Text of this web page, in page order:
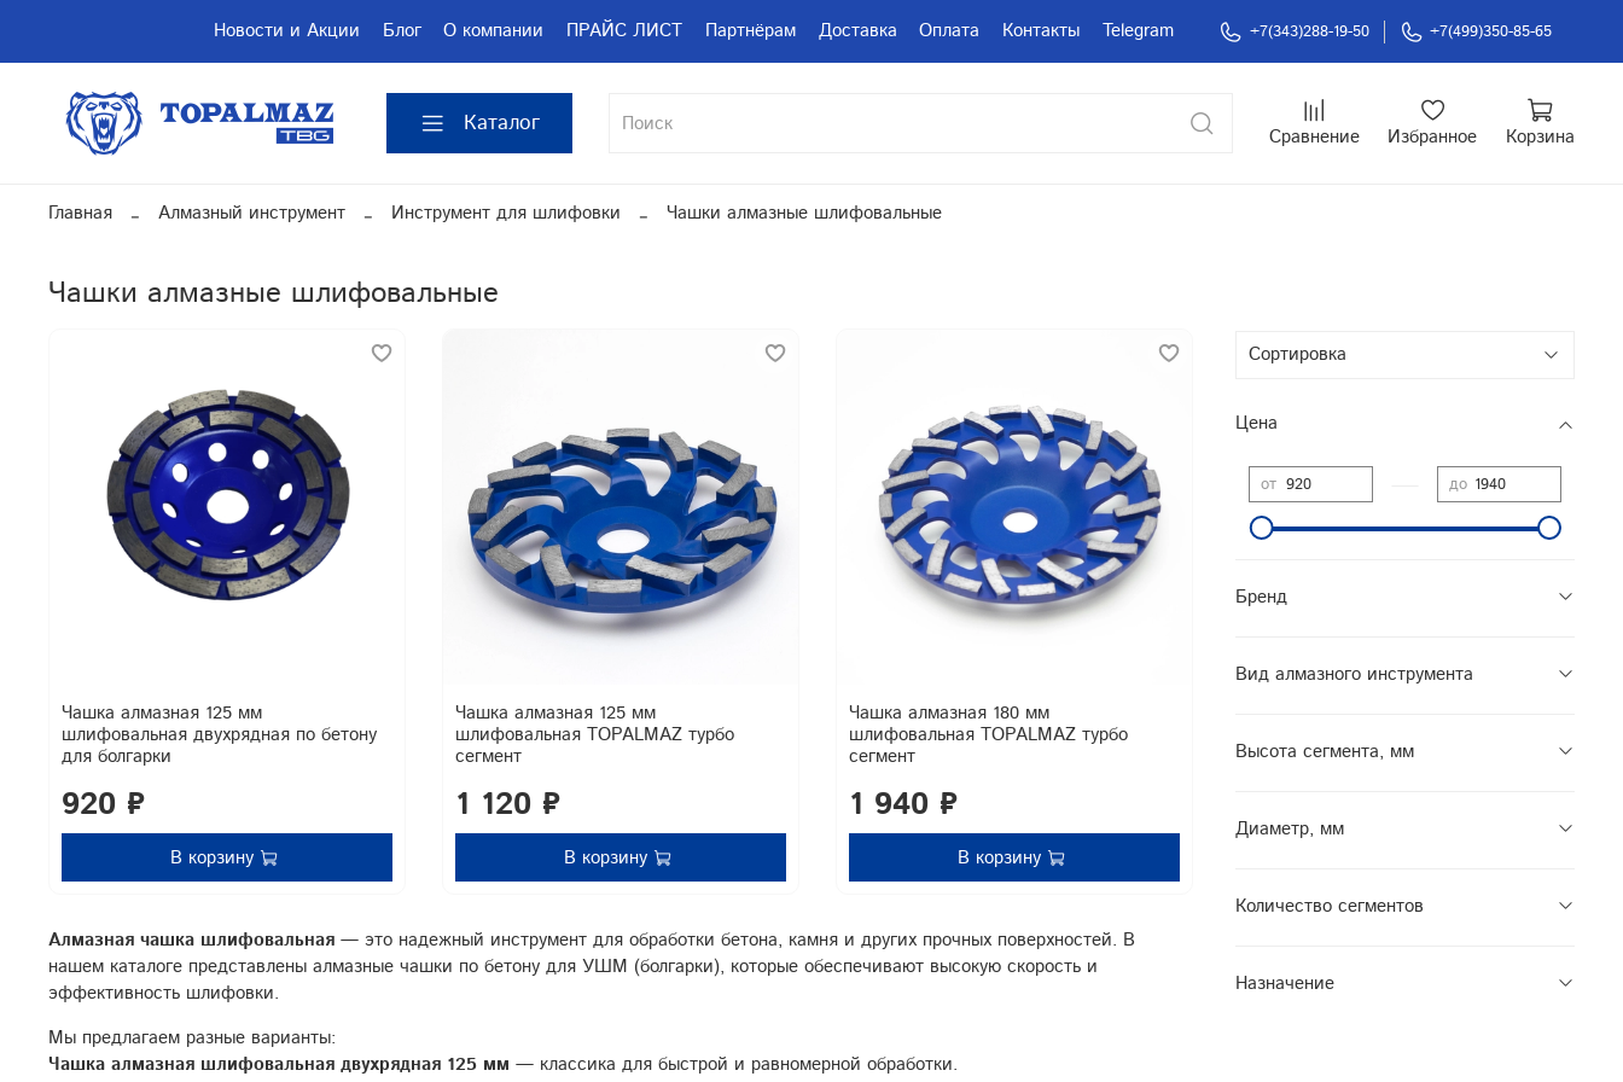
Новости и Акции Блог О компании ПРАЙС ЛИСТ Партнёрам Доставка Оплата Контакты Telegram +7(343)288-19-50 +7(499)350-85-65
Каталог Сравнение Избранное Корзина
Главная Алмазный инструмент Инструмент для шлифовки Чашки алмазные шлифовальные
Чашки алмазные шлифовальные
Чашка алмазная 125 мм
шлифовальная двухрядная по бетону
для болгарки
920 ₽
В корзину
Чашка алмазная 125 мм
шлифовальная TOPALMAZ турбо
сегмент
1 120 ₽
В корзину
Чашка алмазная 180 мм
шлифовальная TOPALMAZ турбо
сегмент
1 940 ₽
В корзину
Алмазная чашка шлифовальная — это надежный инструмент для обработки бетона, камня и других прочных поверхностей. В
нашем каталоге представлены алмазные чашки по бетону для УШМ (болгарки), которые обеспечивают высокую скорость и
эффективность шлифовки.
Мы предлагаем разные варианты:
Чашка алмазная шлифовальная двухрядная 125 мм — классика для быстрой и равномерной обработки.
Цена
от до
Бренд
Вид алмазного инструмента
Высота сегмента, мм
Диаметр, мм
Количество сегментов
Назначение